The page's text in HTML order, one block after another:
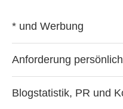
* und Werbung
Anforderung
Blogstatistik, PR und